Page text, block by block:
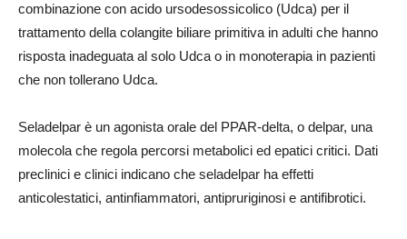
combinazione con acido ursodesossicolico (Udca) per il
trattamento della colangite biliare primitiva in adulti che hanno
risposta inadeguata al solo Udca o in monoterapia in pazienti
che non tollerano Udca.
Seladelpar è un agonista orale del PPAR-delta, o delpar, una
molecola che regola percorsi metabolici ed epatici critici. Dati
preclinici e clinici indicano che seladelpar ha effetti
anticolestatici, antinfiammatori, antipruriginosi e antifibrotici.